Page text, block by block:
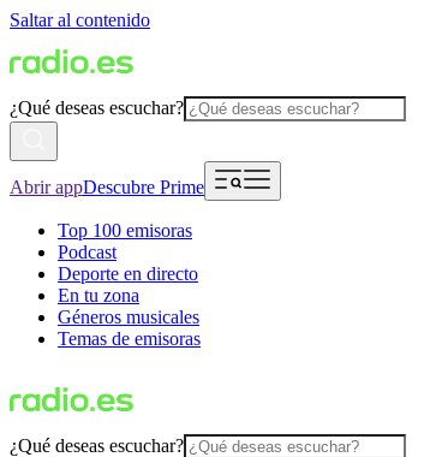
Saltar al contenido
¿Qué deseas escuchar?
Abrir appDescubre Prime
Top 100 emisoras
Podcast
Deporte en directo
En tu zona
Géneros musicales
Temas de emisoras
¿Qué deseas escuchar?